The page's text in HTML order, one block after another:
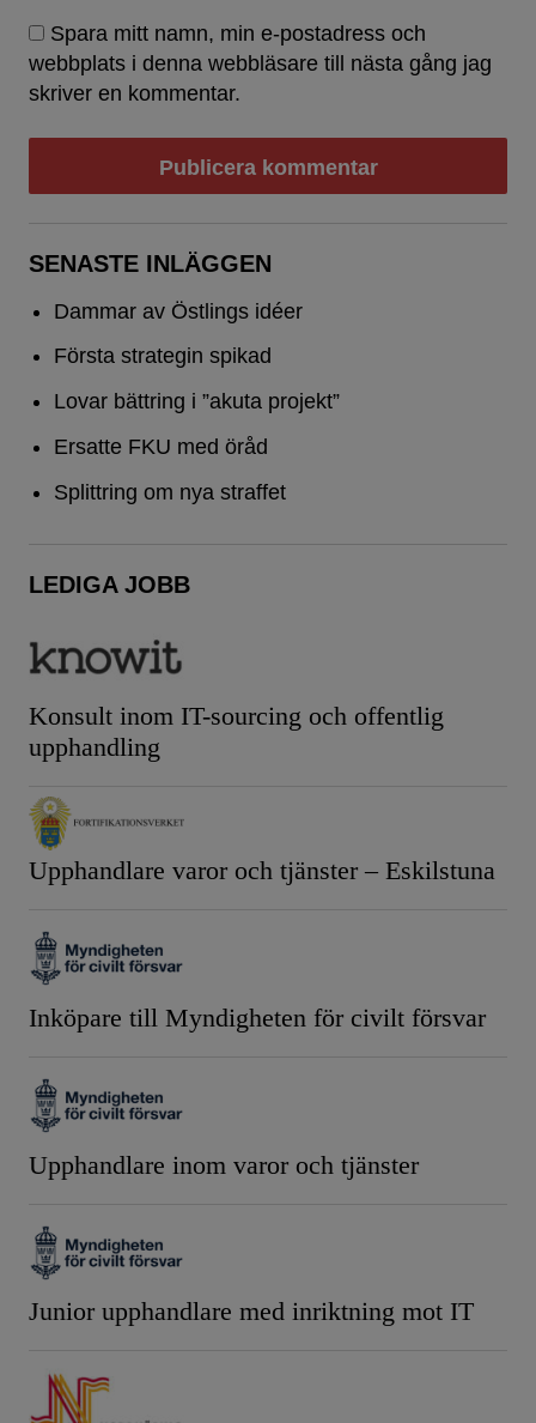
Spara mitt namn, min e-postadress och
webbplats i denna webbläsare till nästa gång jag
skriver en kommentar.
SENASTE INLÄGGEN
Dammar av Östlings idéer
Första strategin spikad
Lovar bättring i ”akuta projekt”
Ersatte FKU med öråd
Splittring om nya straffet
LEDIGA JOBB
Konsult inom IT-sourcing och offentlig
upphandling
Upphandlare varor och tjänster – Eskilstuna
Inköpare till Myndigheten för civilt försvar
Upphandlare inom varor och tjänster
Junior upphandlare med inriktning mot IT